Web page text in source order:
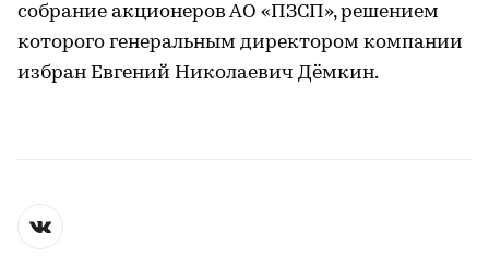
собрание акционеров АО «ПЗСП», решением
которого генеральным директором компании
избран Евгений Николаевич Дёмкин.